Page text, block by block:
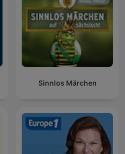
Sinnlos Märchen